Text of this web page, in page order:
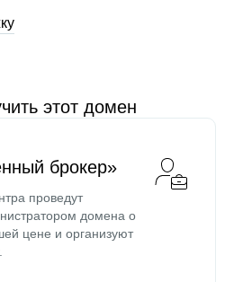
этот домен
брокер»
проведут
домена о
цене и организуют